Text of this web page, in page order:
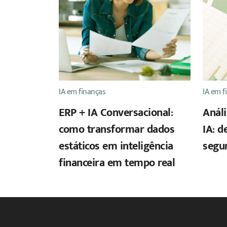
IA em finanças
ERP + IA Conversacional:
como transformar dados
estáticos em inteligência
financeira em tempo real
IA em
IA: